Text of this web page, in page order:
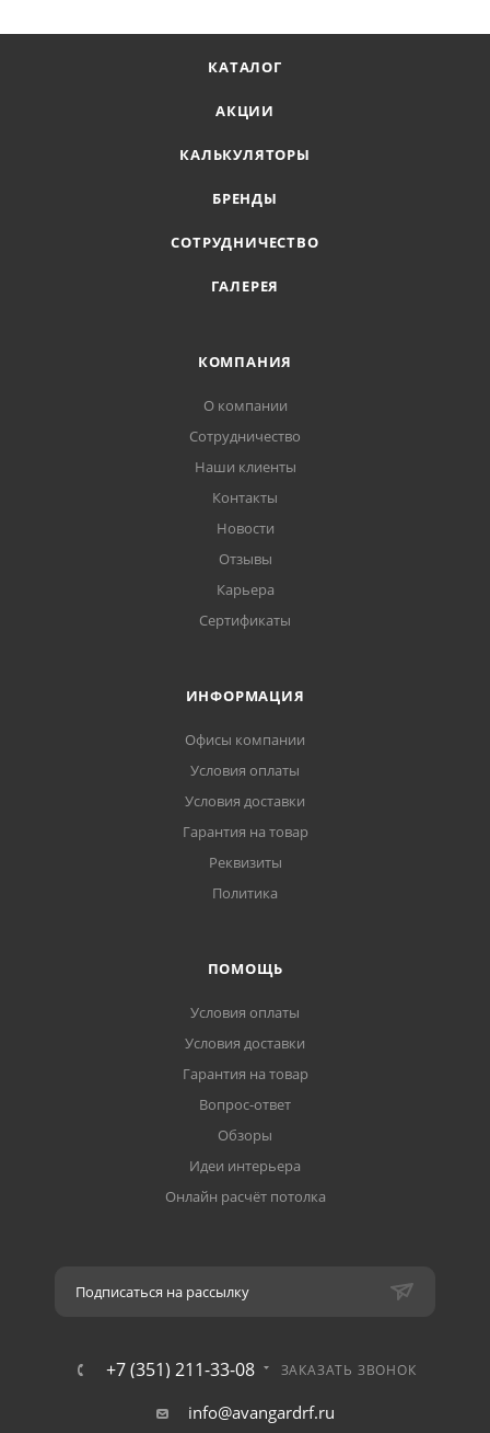
КАТАЛОГ
АКЦИИ
КАЛЬКУЛЯТОРЫ
БРЕНДЫ
СОТРУДНИЧЕСТВО
ГАЛЕРЕЯ
КОМПАНИЯ
О компании
Сотрудничество
Наши клиенты
Контакты
Новости
Отзывы
Карьера
Сертификаты
ИНФОРМАЦИЯ
Офисы компании
Условия оплаты
Условия доставки
Гарантия на товар
Реквизиты
Политика
ПОМОЩЬ
Условия оплаты
Условия доставки
Гарантия на товар
Вопрос-ответ
Обзоры
Идеи интерьера
Онлайн расчёт потолка
Подписаться на рассылку
+7 (351) 211-33-08 ЗАКАЗАТЬ ЗВОНОК
info@avangardrf.ru